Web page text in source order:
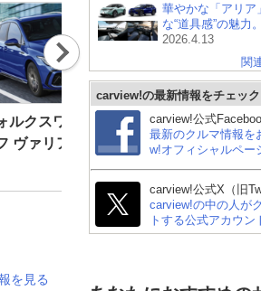
ルクスワーゲン ゴ
ヴァリアント
トヨタ カローラ
ング
Nex
t
を見る
華やかな「アリア
な“道具感”の魅力
2026.4.13
関
carview!の最新情報をチェック
carview!公式
最新のクルマ情報を
w!オフィシャルペー
carview!公式X（旧
carview!の中の人が
トする公式アカウン